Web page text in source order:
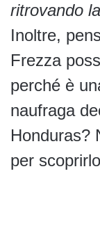
ritrovando
Inoltre,
Frezza
perché è
naufraga
Honduras?
per